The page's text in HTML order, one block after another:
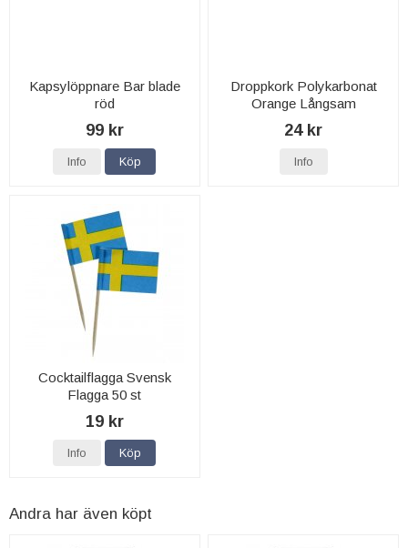
Kapsylöppnare Bar blade
röd
99 kr
Info Köp
Droppkork Polykarbonat
Orange Långsam
24 kr
Info
Cocktailflagga Svensk
Flagga 50 st
19 kr
Info Köp
Andra har även köpt